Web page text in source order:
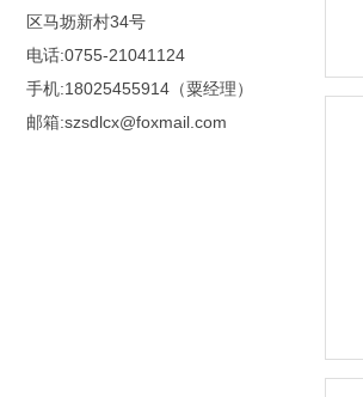
区马坜新村34号
电话:0755-21041124
手机:18025455914（粟经理）
邮箱:szsdlcx@foxmail.com